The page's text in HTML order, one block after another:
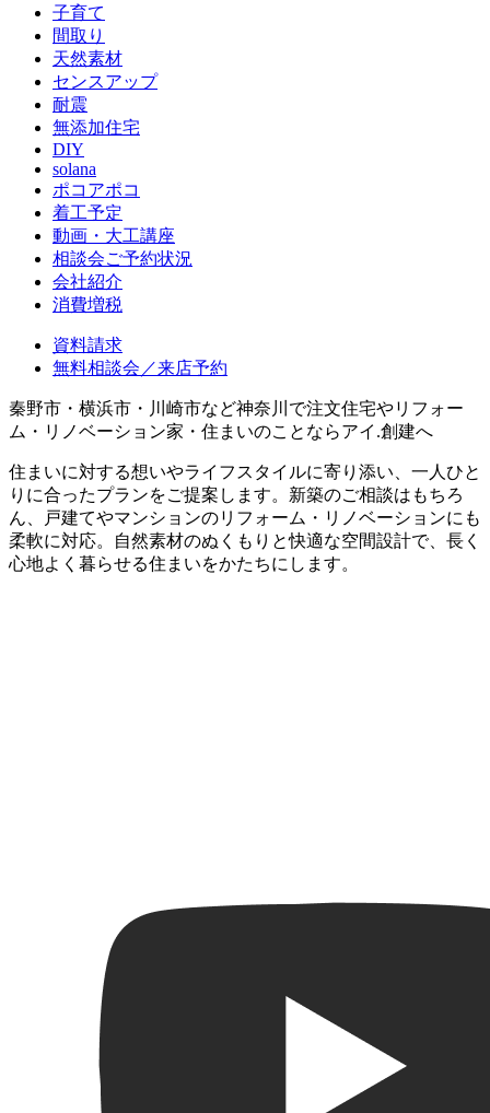
子育て
間取り
天然素材
センスアップ
耐震
無添加住宅
DIY
solana
ポコアポコ
着工予定
動画・大工講座
相談会ご予約状況
会社紹介
消費増税
資料請求
無料相談会／来店予約
秦野市・横浜市・川崎市など神奈川で注文住宅やリフォー
ム・リノベーション家・住まいのことならアイ.創建へ
住まいに対する想いやライフスタイルに寄り添い、一人ひと
りに合ったプランをご提案します。新築のご相談はもちろ
ん、戸建てやマンションのリフォーム・リノベーションにも
柔軟に対応。自然素材のぬくもりと快適な空間設計で、長く
心地よく暮らせる住まいをかたちにします。